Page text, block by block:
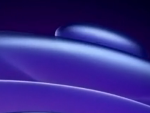
en France
Rostand, 91400 Orsay, France